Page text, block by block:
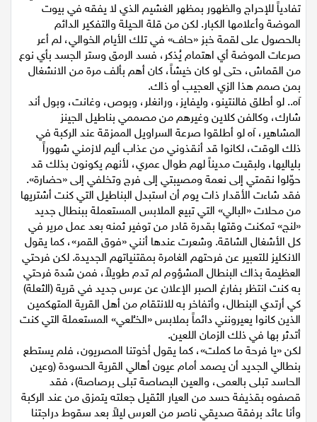
تقارير خاصة
اقتصاد
مقالات
مطبخ
صحة وطب
مجلة الحمرا
جمال وازياء
تكنولوجيا
فن
ستوديو انتخابات 2022
تلفزيونية، لقلت إنهم صحافيون أو كتاب غربيون من باب التذاكي
تفادياً للإحراج والظهور بمظهر الغشيم الذي لا يفقه في بيوت
الموضة وأعلامها الكبار. لكن من قلة الحيلة والتفكير الدائم
بالحصول على لقمة خبز «حاف» في تلك الأيام الخوالي، لم أعر
صرعات الموضة أي اهتمام يُذكر، فسد الرمق وستر الجسد بأي نوع
من القماش، حتى لو كان خيشاً، كان أهم بألف مرة من الانشغال
بمن صمم هذا الزي العجيب أو ذاك.
آه.. لو أطلق فالنتينو، وليفايز، ورانغلر، وبوص، وغانت، وبول أند
شارك، وكالفن كلاين وغيرهم من مصممي بناطيل الجينز
المشاهير، آه لو أطلقوا صرعة السراويل الممزقة عند الركبة في
ذلك الوقت، لكانوا قد أنقذوني من عذاب أليم لازمني شهوراً
بلياليها، ولبقيت مديناً لهم طوال عمري، لأنهم يكونون بذلك قد
حوّلوا نقمتي إلى نعمة ومصيبتي إلى فرج وتخلفي إلى «حضارة».
فقد شاءت الأقدار ذات يوم أن استبدل البناطيل التي كنت أشتريها
من محلات «البالي» التي تبيع الملابس المستعملة ببنطال جديد
«لنج» تمكنت وقتها بقدرة قادر من توفير ثمنه بعد عمل مرير في
كل الأشغال الشاقة. وشعرت عندها أنني «فوق القمر»، كما يقول
الانكليز للتعبير عن فرحتهم الغامرة بمقتنياتهم الجديدة. لكن فرحتي
العظيمة بذاك البنطال المشؤوم لم تدم طويلاً، فمن شدة فرحتي
به كنت انتظر بفارغ الصبر الإعلان عن عرس جديد في قرية (الثعلة)
كي أرتدي البنطال، وأتفاخر به للانتقام من أهل القرية المتهكمين
الذين كانوا يعيرونني دائماً بملابس «الخـُلعي» المستعملة التي كنت
أتدثر بها في ذلك الزمان اللعين.
لكن «يا فرحة ما كملت»، كما يقول أخوتنا المصريون، فلم يستطع
بنطالي الجديد أن يصمد أمام عيون أهالي القرية الحسودة (وعين
الحاسد تبلى بالعمى، والعين البصاصة تبلى برصاصة)، فقد
قصفوه بقذيفة حسد من العيار الثقيل جعلته يتمزق من عند الركبة